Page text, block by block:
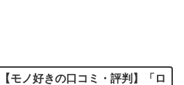
【モノ好きの口コミ・評判】「ロ